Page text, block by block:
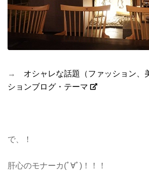
→ オシャレな話題（ファッション、
ションブログ・テーマ
で、！
肝心のモナーカ(ﾟ∀ﾟ)！！！